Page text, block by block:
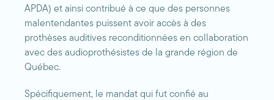
APDA) et ainsi contribué à ce que des personnes
malentendantes puissent avoir accès à des
prothèses auditives reconditionnées en collaboration
avec des audioprothésistes de la grande région de
Québec.
Spécifiquement, le mandat qui fut confié au